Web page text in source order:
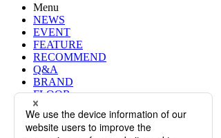
Menu
NEWS
EVENT
FEATURE
RECOMMEND
Q&A
BRAND
FLOOR
RANKING
ONLINE STORE
SERVICE